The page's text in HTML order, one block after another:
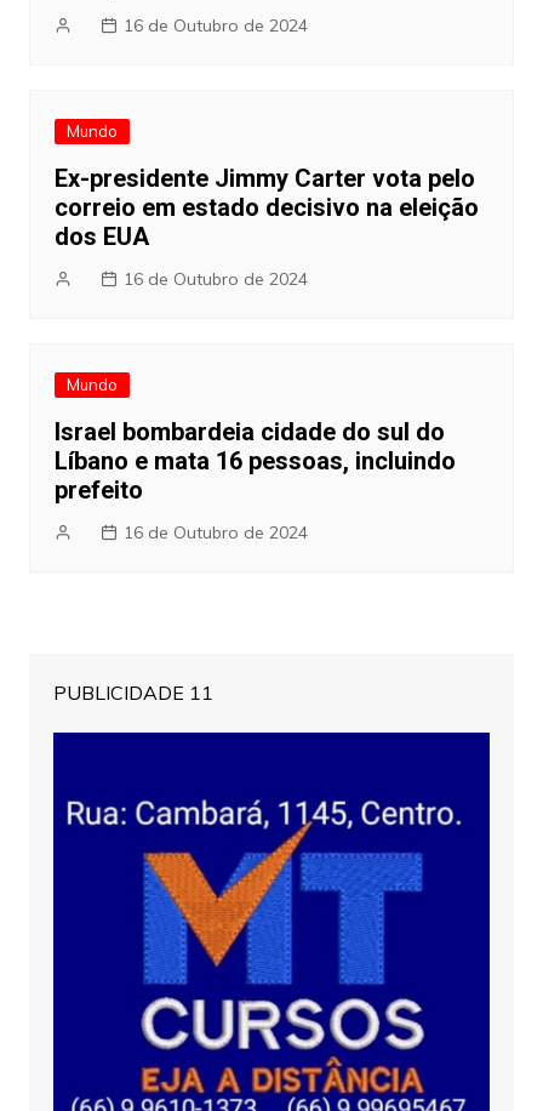
16 de Outubro de 2024
Mundo
Ex-presidente Jimmy Carter vota pelo
correio em estado decisivo na eleição
dos EUA
16 de Outubro de 2024
Mundo
Israel bombardeia cidade do sul do
Líbano e mata 16 pessoas, incluindo
prefeito
16 de Outubro de 2024
PUBLICIDADE 11